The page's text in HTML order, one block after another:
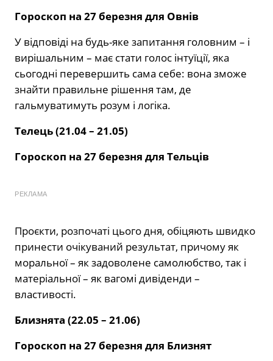
Гороскоп на 27 березня для Овнів
У відповіді на будь-яке запитання головним – і
вирішальним – має стати голос інтуїції, яка
сьогодні перевершить сама себе: вона зможе
знайти правильне рішення там, де
гальмуватимуть розум і логіка.
Телець (21.04 – 21.05)
Гороскоп на 27 березня для Тельців
РЕКЛАМА
Проєкти, розпочаті цього дня, обіцяють швидко
принести очікуваний результат, причому як
моральної – як задоволене самолюбство, так і
матеріальної – як вагомі дивіденди –
властивості.
Близнята (22.05 – 21.06)
Гороскоп на 27 березня для Близнят